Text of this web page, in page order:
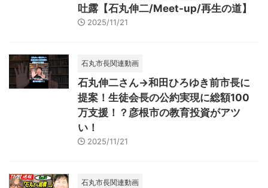
吐露【石丸伸二/Meet-up/再生の道】
2025/11/21
石丸市長関連動画
石丸伸二さん→和田ひろゆき前市長に
提案！生徒会長の公約実現に総額100
万支援！？彦根市の教育投資がアツ
い！
2025/11/21
石丸市長関連動画